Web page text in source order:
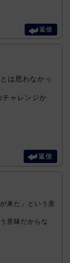
返信
は思わなかっ
ャレンジか
返信
来た」という意
意味だからな